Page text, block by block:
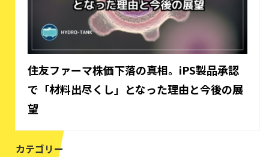
住友ファーマ株価下落の真相。iPS製品承認
で「材料出尽くし」となった理由と今後の展
望
カテゴリー